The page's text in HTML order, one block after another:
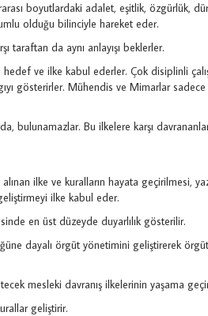
boyutlardaki adalet, eşitlik, özgürlük,
olduğu bilinciyle hareket eder.
taraftan da aynı anlayışı beklerler.
ve ilke kabul ederler. Çok disiplinli
gösterirler. Mühendis ve Mimarlar sadece
bulunamazlar. Bu ilkelere karşı
ilke ve kuralların hayata geçirilmesi,
ilke kabul eder.
en üst düzeyde duyarlılık gösterilir.
dayalı örgüt yönetimini geliştirerek
mesleki davranış ilkelerinin yaşama
geliştirir.